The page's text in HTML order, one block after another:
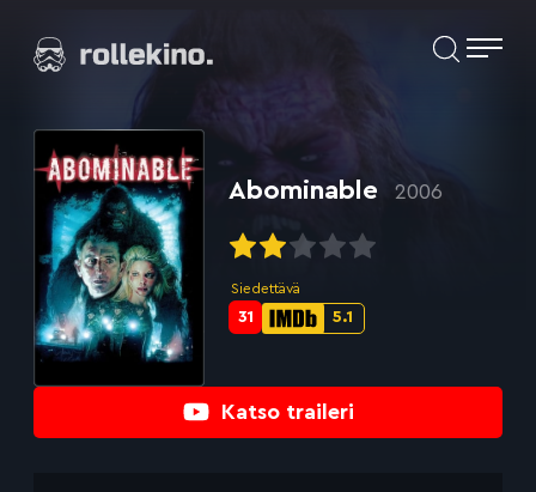
suoraan
Elokuvat ja elokuva-arviot | Rollekino.fi
lopputekstien
jälkeen.
Katso traileri
Abominable 2006
Siedettävä
IMDb-
5.1
Metascore-
31